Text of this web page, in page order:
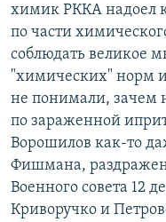
химик РККА надоел
по части
соблюдать великое
"химических" норм
не понимали, зачем
по зараженной
Ворошилов как-то
Фишмана,
Военного совета 12
Криворучко и